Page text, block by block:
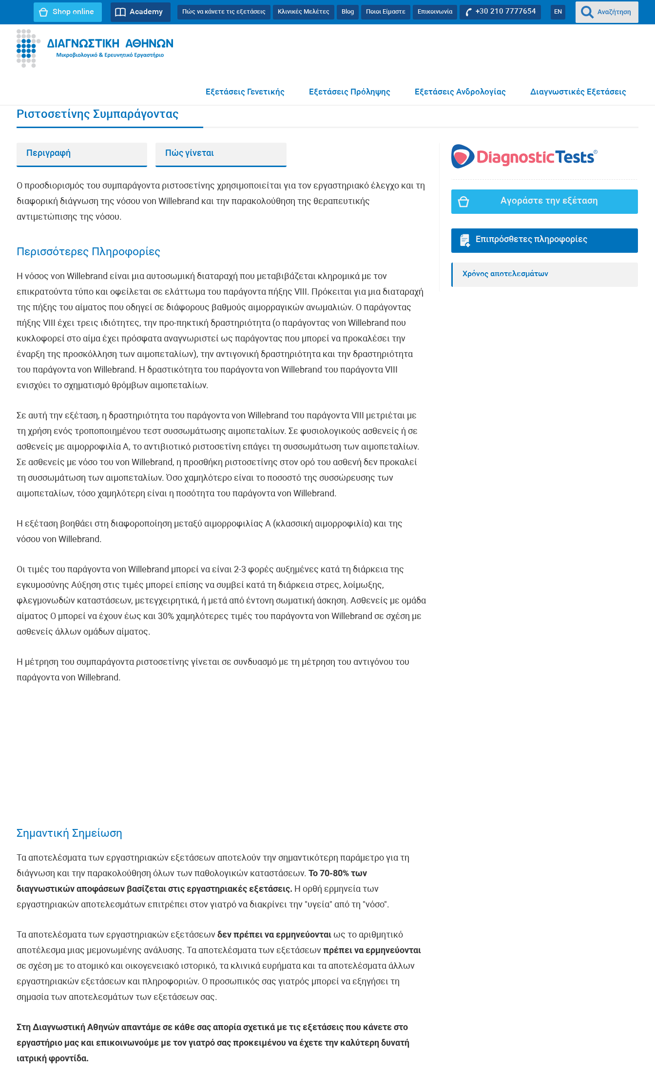
EN
+30 210 7777654
Επικοινωνία
Ποιοι Είμαστε
Blog
Κλινικές Μελέτες
Πώς να κάνετε τις εξετάσεις
Academy
Shop online
Διαγνωστικές Εξετάσεις
Εξετάσεις Ανδρολογίας
Εξετάσεις Πρόληψης
Εξετάσεις Γενετικής
Ριστοσετίνης Συμπαράγοντας
Περιγραφή Πώς γίνεται
Ο προσδιορισμός του συμπαράγοντα ριστοσετίνης χρησιμοποιείται για τον εργαστηριακό έλεγχο και τη
διαφορική διάγνωση της νόσου von Willebrand και την παρακολούθηση της θεραπευτικής
αντιμετώπισης της νόσου.
Περισσότερες Πληροφορίες
Η νόσος von Willebrand είναι μια αυτοσωμική διαταραχή που μεταβιβάζεται κληρομικά με τον
επικρατούντα τύπο και οφείλεται σε ελάττωμα του παράγοντα πήξης VIII. Πρόκειται για μια διαταραχή
της πήξης του αίματος που οδηγεί σε διάφορους βαθμούς αιμορραγικών ανωμαλιών. Ο παράγοντας
πήξης VIII έχει τρεις ιδιότητες, την προ-πηκτική δραστηριότητα (ο παράγοντας von Willebrand που
κυκλοφορεί στο αίμα έχει πρόσφατα αναγνωριστεί ως παράγοντας που μπορεί να προκαλέσει την
έναρξη της προσκόλληση των αιμοπεταλίων), την αντιγονική δραστηριότητα και την δραστηριότητα
του παράγοντα von Willebrand. Η δραστικότητα του παράγοντα von Willebrand του παράγοντα VIII
ενισχύει το σχηματισμό θρόμβων αιμοπεταλίων.
Σε αυτή την εξέταση, η δραστηριότητα του παράγοντα von Willebrand του παράγοντα VIII μετριέται με
τη χρήση ενός τροποποιημένου τεστ συσσωμάτωσης αιμοπεταλίων. Σε φυσιολογικούς ασθενείς ή σε
ασθενείς με αιμορροφιλία Α, το αντιβιοτικό ριστοσετίνη επάγει τη συσσωμάτωση των αιμοπεταλίων.
Σε ασθενείς με νόσο του von Willebrand, η προσθήκη ριστοσετίνης στον ορό του ασθενή δεν προκαλεί
τη συσσωμάτωση των αιμοπεταλίων. Όσο χαμηλότερο είναι το ποσοστό της συσσώρευσης των
αιμοπεταλίων, τόσο χαμηλότερη είναι η ποσότητα του παράγοντα von Willebrand.
Η εξέταση βοηθάει στη διαφοροποίηση μεταξύ αιμορροφιλίας Α (κλασσική αιμορροφιλία) και της
νόσου von Willebrand.
Οι τιμές του παράγοντα von Willebrand μπορεί να είναι 2-3 φορές αυξημένες κατά τη διάρκεια της
εγκυμοσύνης Αύξηση στις τιμές μπορεί επίσης να συμβεί κατά τη διάρκεια στρες, λοίμωξης,
φλεγμονωδών καταστάσεων, μετεγχειρητικά, ή μετά από έντονη σωματική άσκηση. Ασθενείς με ομάδα
αίματος Ο μπορεί να έχουν έως και 30% χαμηλότερες τιμές του παράγοντα von Willebrand σε σχέση με
ασθενείς άλλων ομάδων αίματος.
Η μέτρηση του συμπαράγοντα ριστοσετίνης γίνεται σε συνδυασμό με τη μέτρηση του αντιγόνου του
παράγοντα von Willebrand.
Σημαντική Σημείωση
Τα αποτελέσματα των εργαστηριακών εξετάσεων αποτελούν την σημαντικότερη παράμετρο για τη
διάγνωση και την παρακολούθηση όλων των παθολογικών καταστάσεων. Το 70-80% των
διαγνωστικών αποφάσεων βασίζεται στις εργαστηριακές εξετάσεις. Η ορθή ερμηνεία των
εργαστηριακών αποτελεσμάτων επιτρέπει στον γιατρό να διακρίνει την "υγεία" από τη "νόσο".
Τα αποτελέσματα των εργαστηριακών εξετάσεων δεν πρέπει να ερμηνεύονταιως το αριθμητικό
αποτέλεσμα μιας μεμονωμένης ανάλυσης. Τα αποτελέσματα των εξετάσεων πρέπει να ερμηνεύονται
σε σχέση με το ατομικό και οικογενειακό ιστορικό, τα κλινικά ευρήματα και τα αποτελέσματα άλλων
εργαστηριακών εξετάσεων και πληροφοριών. Ο προσωπικός σας γιατρός μπορεί να εξηγήσει τη
σημασία των αποτελεσμάτων των εξετάσεων σας.
Στη Διαγνωστική Αθηνών απαντάμε σε κάθε σας απορία σχετικά με τις εξετάσεις που κάνετε στο
εργαστήριο μας και επικοινωνούμε με τον γιατρό σας προκειμένου να έχετε την καλύτερη δυνατή
ιατρική φροντίδα.
Αγοράστε την εξέταση
Επιπρόσθετες πληροφορίες
Χρόνος αποτελεσμάτων